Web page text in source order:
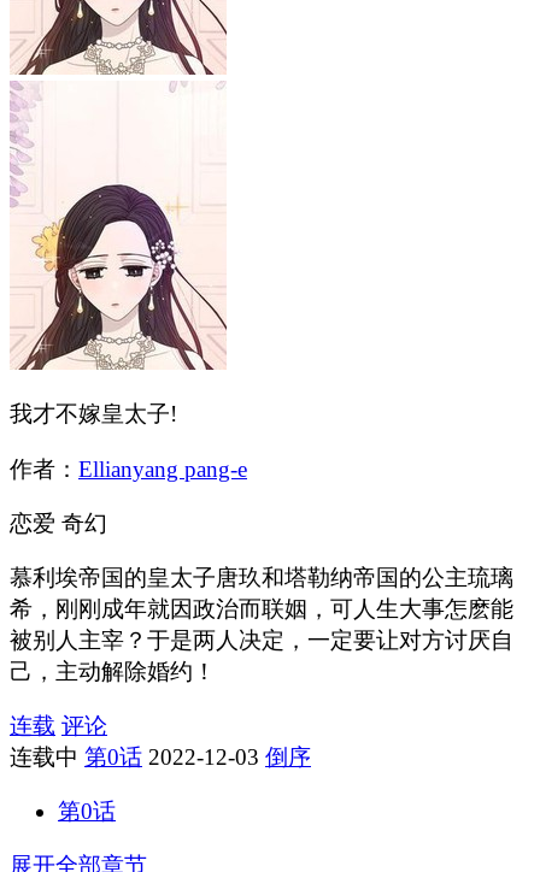
我才不嫁皇太子!
作者： Ellianyang pang-e
恋爱 奇幻
慕利埃帝国的皇太子唐玖和塔勒纳帝国的公主琉璃
希，刚刚成年就因政治而联姻，可人生大事怎麽能
被别人主宰？于是两人决定，一定要让对方讨厌自
己，主动解除婚约！
连载 评论
连载中 第0话 2022-12-03 倒序
第0话
展开全部章节